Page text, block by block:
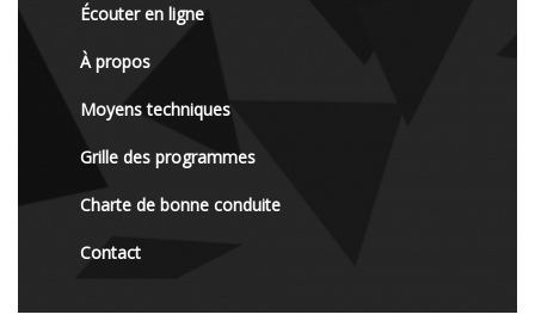
Écouter en ligne
À propos
Moyens techniques
Grille des programmes
Charte de bonne conduite
Contact